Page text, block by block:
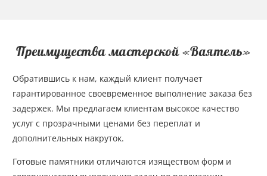
Преимущества мастерской «Ваятель»
Обратившись к нам, каждый клиент получает
гарантированное своевременное выполнение заказа без
задержек. Мы предлагаем клиентам высокое качество
услуг с прозрачными ценами без переплат и
дополнительных накруток.
Готовые памятники отличаются изяществом форм и